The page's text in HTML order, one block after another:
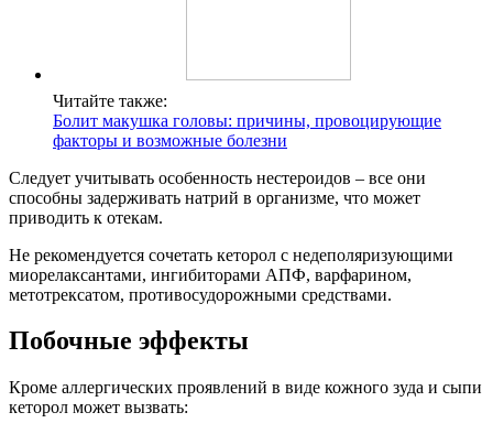
Читайте также:
Болит макушка головы: причины, провоцирующие
факторы и возможные болезни
Следует учитывать особенность нестероидов – все они
способны задерживать натрий в организме, что может
приводить к отекам.
Не рекомендуется сочетать кеторол с недеполяризующими
миорелаксантами, ингибиторами АПФ, варфарином,
метотрексатом, противосудорожными средствами.
Побочные эффекты
Кроме аллергических проявлений в виде кожного зуда и сыпи
кеторол может вызвать: